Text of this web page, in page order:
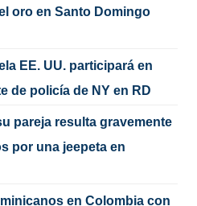
oro en Santo Domingo
EE. UU. participará en
de policía de NY en RD
pareja resulta gravemente
por una jeepeta en
en Colombia con